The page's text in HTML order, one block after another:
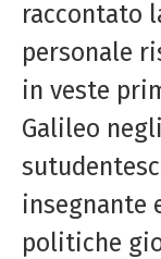
raccontato
personale
in veste
Galileo
insegnante
politiche